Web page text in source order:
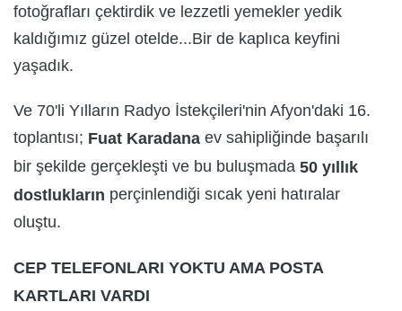
fotoğrafları çektirdik ve lezzetli yemekler yedik
kaldığımız güzel otelde...Bir de kaplıca keyfini
yaşadık.
Ve 70'li Yılların Radyo İstekçileri'nin Afyon'daki 16.
toplantısı; Fuat Karadana ev sahipliğinde başarılı
bir şekilde gerçekleşti ve bu buluşmada 50 yıllık
dostlukların perçinlendiği sıcak yeni hatıralar
oluştu.
CEP TELEFONLARI YOKTU AMA POSTA
KARTLARI VARDI